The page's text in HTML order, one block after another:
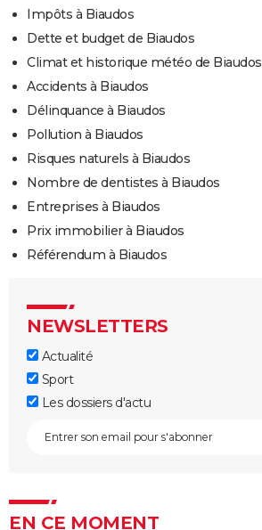
Impôts à Biaudos
Dette et budget de Biaudos
Climat et historique météo de Biaudos
Accidents à Biaudos
Délinquance à Biaudos
Pollution à Biaudos
Risques naturels à Biaudos
Nombre de dentistes à Biaudos
Entreprises à Biaudos
Prix immobilier à Biaudos
Référendum à Biaudos
NEWSLETTERS
Actualité
Sport
Les dossiers d'actu
EN CE MOMENT